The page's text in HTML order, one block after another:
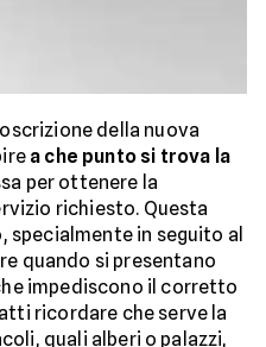
della nuova
a che punto si trova la
per ottenere la
richiesto. Questa
specialmente in seguito al
quando si presentano
impediscono il corretto
ricordare che serve la
quali alberi o palazzi,